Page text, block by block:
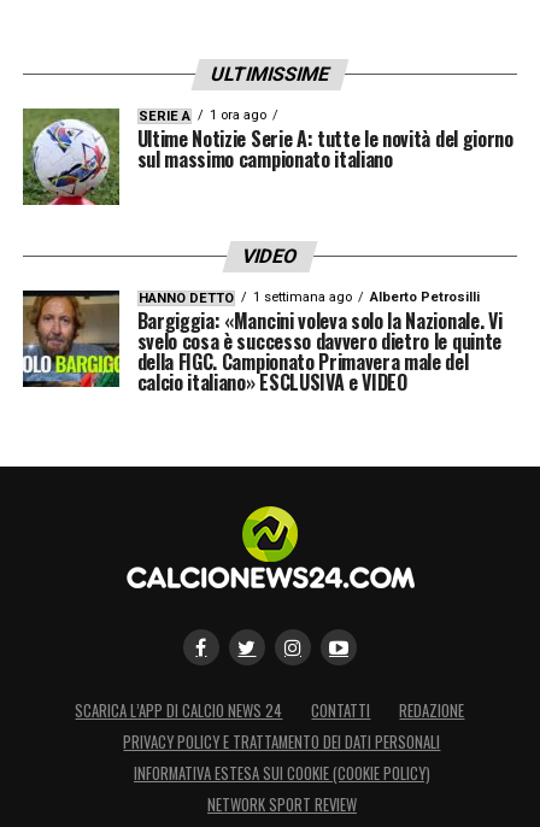
ULTIMISSIME
SERIE A 1 ora ago
Ultime Notizie Serie A: tutte le novità del giorno
sul massimo campionato italiano
VIDEO
HANNO DETTO 1 settimana ago Alberto Petrosilli
Bargiggia: «Mancini voleva solo la Nazionale. Vi
svelo cosa è successo davvero dietro le quinte
della FIGC. Campionato Primavera male del
calcio italiano» ESCLUSIVA e VIDEO
SCARICA L’APP DI CALCIO NEWS 24 CONTATTI
REDAZIONE
PRIVACY POLICY E TRATTAMENTO DEI DATI PERSONALI
INFORMATIVA ESTESA SUI COOKIE (COOKIE POLICY)
NETWORK SPORT REVIEW